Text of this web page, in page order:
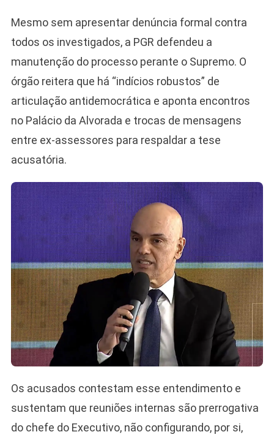
Mesmo sem apresentar denúncia formal contra
todos os investigados, a PGR defendeu a
manutenção do processo perante o Supremo. O
órgão reitera que há “indícios robustos” de
articulação antidemocrática e aponta encontros
no Palácio da Alvorada e trocas de mensagens
entre ex-assessores para respaldar a tese
acusatória.
Os acusados contestam esse entendimento e
sustentam que reuniões internas são prerrogativa
do chefe do Executivo, não configurando, por si,